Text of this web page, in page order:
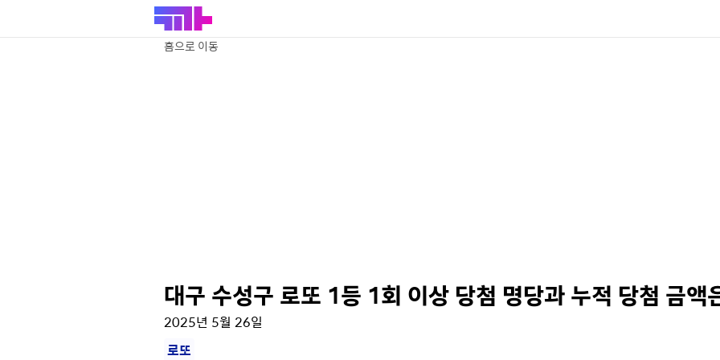
홈으로 이동
대구 수성구 로또 1등 1회 이상 당첨 명당과 누적 당첨 금
2025년 5월 26일
로또